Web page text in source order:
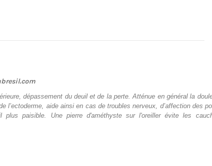
dépassement du deuil et de la perte. Atténue en général la
aide ainsi en cas de troubles nerveux, d’affection des
paisible. Une pierre d'améthyste sur l'oreiller évite les